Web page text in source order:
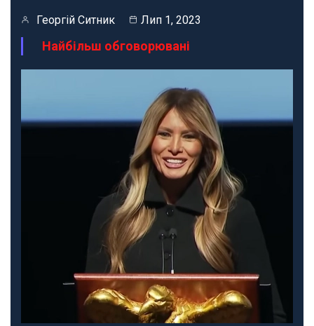
Георгій Ситник Лип 1, 2023
Найбільш обговорювані